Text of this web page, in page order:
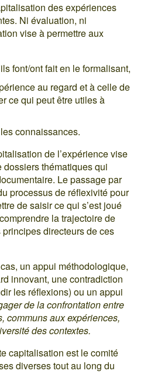
des expériences
Ni évaluation, ni
vise à permettre aux
font/ont fait en le formalisant,
au regard et à celle de
ce qui peut être utiles à
connaissances.
de l’expérience vise
thématiques qui
Le passage par
processus de réflexivité pour
de saisir ce qui s’est joué
la trajectoire de
directeurs de ces
un appui méthodologique,
innovant, une contradiction
les réflexions) ou un appui
de la confrontation entre
communs aux expériences,
des contextes.
capitalisation est le comité
diverses tout au long du